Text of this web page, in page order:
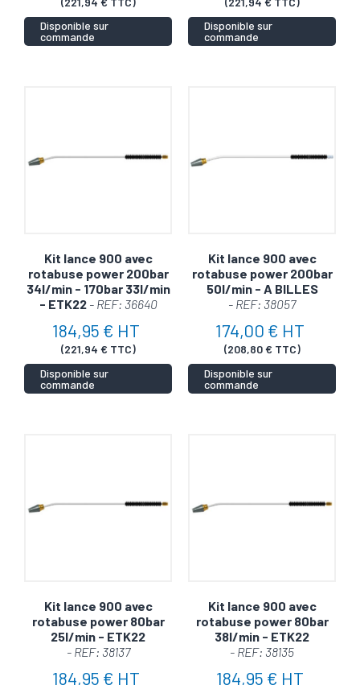
Disponible sur
commande
Disponible sur
commande
Kit lance 900 avec
rotabuse power 200bar
34l/min - 170bar 33l/min
- ETK22 - REF: 36640
184,95 € HT
(221,94 € TTC)
Disponible sur
commande
Kit lance 900 avec
rotabuse power 200bar
50l/min - A BILLES
- REF: 38057
174,00 € HT
(208,80 € TTC)
Disponible sur
commande
Kit lance 900 avec
rotabuse power 80bar
25l/min - ETK22
- REF: 38137
184,95 € HT
Kit lance 900 avec
rotabuse power 80bar
38l/min - ETK22
- REF: 38135
184,95 € HT